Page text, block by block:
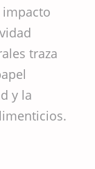
traza
y la